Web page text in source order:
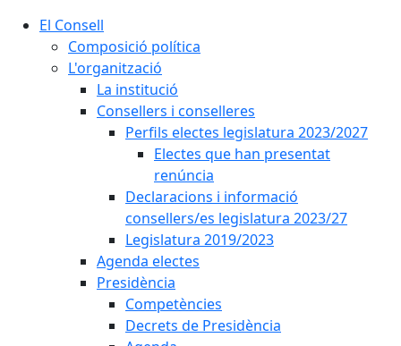
El Consell
Composició política
L'organització
La institució
Consellers i conselleres
Perfils electes legislatura 2023/2027
Electes que han presentat
renúncia
Declaracions i informació
consellers/es legislatura 2023/27
Legislatura 2019/2023
Agenda electes
Presidència
Competències
Decrets de Presidència